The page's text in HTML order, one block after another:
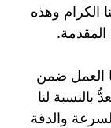
الكرام وهذه
المقدمة.
العمل ضمن
بالنسبة لنا
والدقة